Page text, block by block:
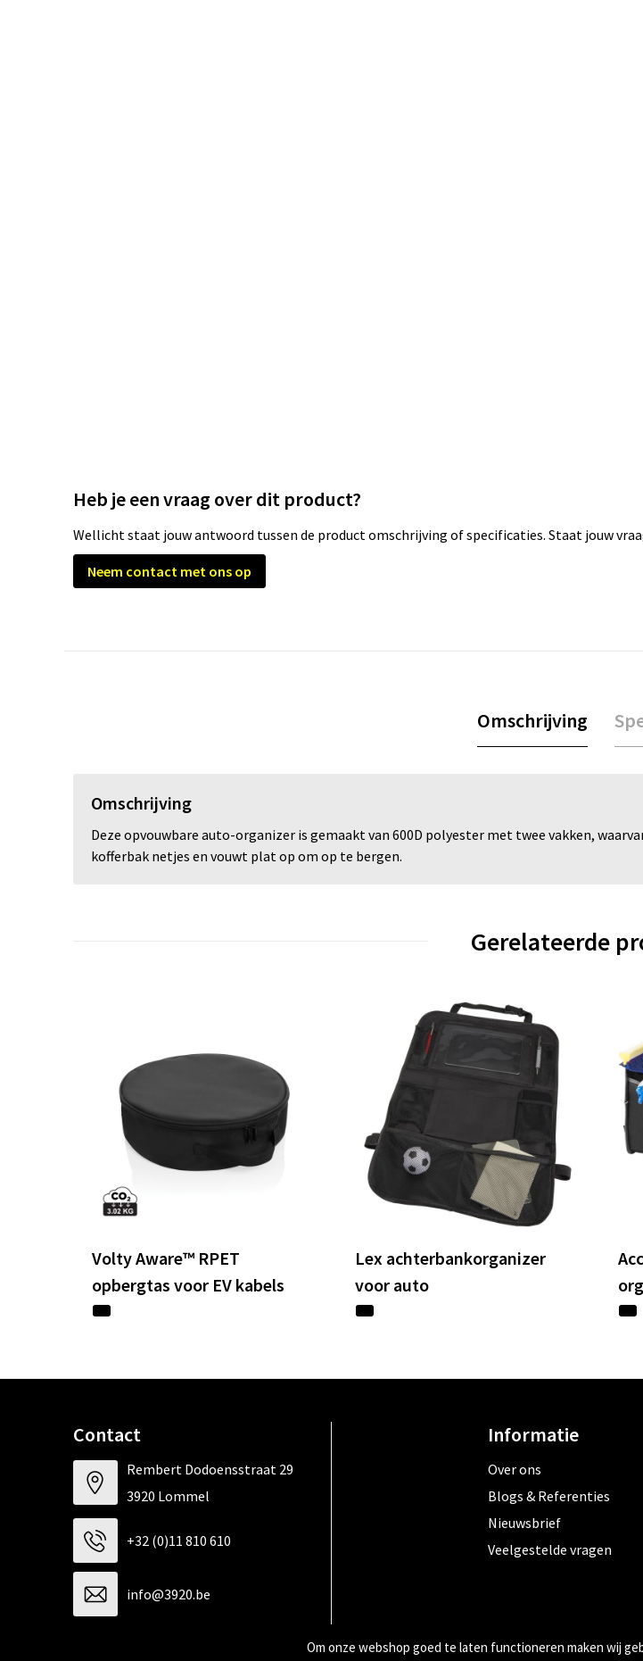
Heb je een vraag over dit product?
Wellicht staat jouw antwoord tussen de product omschrijving of specificaties. Staat jouw
Neem contact met ons op
Omschrijving
Omschrijving
Deze opvouwbare auto-organizer is gemaakt van 600D polyester met twee vakken,
kofferbak netjes en vouwt plat op om op te bergen.
Gerelateerde
Volty Aware™ RPET
opbergtas voor EV kabels
Lex achterbankorganizer
voor auto
Contact
Rembert Dodoensstraat 29
3920 Lommel
+32 (0)11 810 610
info@3920.be
Informatie
Over ons
Blogs & Referenties
Nieuwsbrief
Veelgestelde vragen
Om onze webshop goed te laten functioneren maken wij